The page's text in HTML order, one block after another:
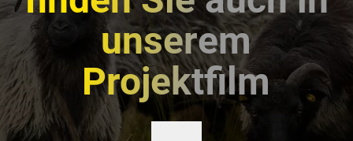
unserem
Projektfilm